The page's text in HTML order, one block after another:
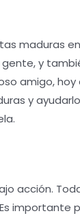
maduras
y
amigo,
y
acción.
importante